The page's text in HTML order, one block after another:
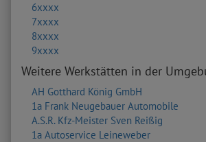
6xxxx
7xxxx
8xxxx
9xxxx
Weitere Werkstätten in der
AH Gotthard König GmbH
1a Frank Neugebauer Automobile
A.S.R. Kfz-Meister Sven Reißig
1a Autoservice Leineweber